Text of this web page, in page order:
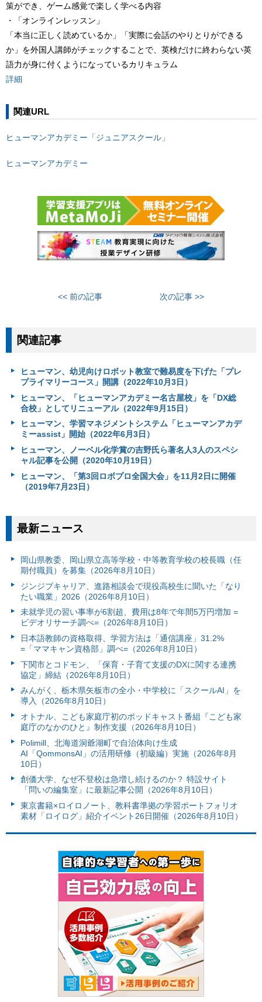
策ができ、ゲーム感覚で楽しく学べる内容
・「オンラインレッスン」
「本当に正しく読めているか」「実際に会話のやりとりができる
か」を外国人講師がチェックすることで、英検だけに終わらない英
語力が身に付くようになっているカリキュラム
詳細
関連URL
ヒューマンアカデミー「ジュニアスクール」
ヒューマンアカデミー
<< 前の記事 次の記事 >>
関連記事
ヒューマン、幼児向けロボット教室で難易度を下げた「プレ
プライマリーコース」開講（2022年10月3日）
ヒューマン、「ヒューマンアカデミー名古屋校」を「DX総
合校」としてリニューアル（2022年9月15日）
ヒューマン、学習マネジメントシステム「ヒューマンアカデ
ミーassist」開始（2022年6月3日）
ヒューマン、ノーベル化学賞の吉野氏ら著名人3人のスペシ
ャル記事を公開（2020年10月19日）
ヒューマン、「第3回ロボプロ全国大会」を11月2日に開催
（2019年7月23日）
最新ニュース
岡山県教委、岡山県立高等学校・中等教育学校の校長職（任
期付職員）を募集（2026年8月10日）
ジンジブキャリア、進路相談会で現役高校生に聞いた「なり
たい職業」2026（2026年8月10日）
未就学児の習い事率が6割超、費用は8年で年間5万円増加 =
ビデオリサーチ調べ=（2026年8月10日）
日本語教師の資格取得、学習方法は「通信講座」31.2%
=「ママキャン資格部」調べ=（2026年8月10日）
下関市とコドモン、「保育・子育て支援のDXに関する連携
協定」締結（2026年8月10日）
みんがく、栃木県矢板市の全小・中学校に「スクールAI」を
導入（2026年8月10日）
オトナル、こども家庭庁初のポッドキャスト番組『こども家
庭庁のなかのひと』制作支援（2026年8月10日）
Polimill、北海道洞爺湖町で自治体向け生成
AI「QommonsAI」の活用研修（初級編）実施（2026年8月
10日）
創価大学、なぜ不登校は急増し続けるのか？ 特設サイト
「問いの編集室」に最新記事公開（2026年8月10日）
東京書籍×ロイロノート、教科書準拠の学習ポートフォリオ
素材「ロイログ」紹介イベント26日開催（2026年8月10日）